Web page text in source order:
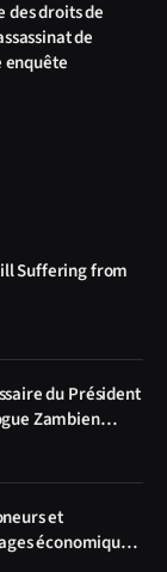
des droits de
de
enquête
Suffering from
du Président
Zambien
Kolwezi -
et
économiques